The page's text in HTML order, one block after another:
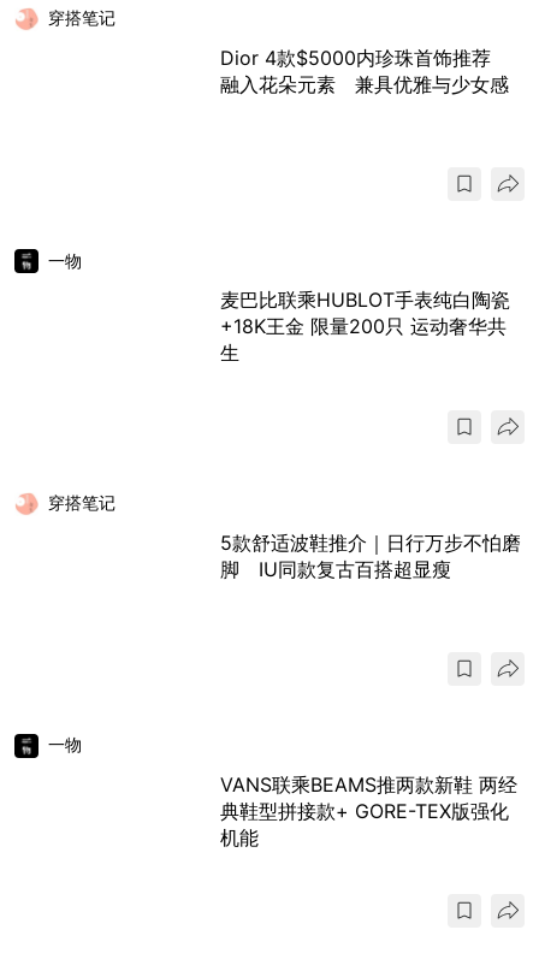
穿搭笔记
Dior 4款$5000内珍珠首饰推荐
融入花朵元素 兼具优雅与少女感
一物
麦巴比联乘HUBLOT手表纯白陶瓷
+18K王金 限量200只 运动奢华共
生
穿搭笔记
5款舒适波鞋推介｜日行万步不怕磨
脚 IU同款复古百搭超显瘦
一物
VANS联乘BEAMS推两款新鞋 两经
典鞋型拼接款+ GORE-TEX版强化
机能